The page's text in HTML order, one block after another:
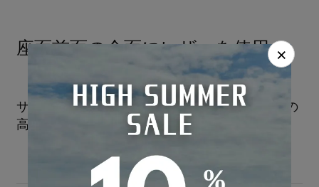
座面前面の全面にレザーを使用
サイドにはフィッティングを高めるため伸縮性の
高いPVCを使用
×